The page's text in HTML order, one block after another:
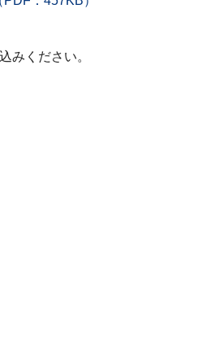
みください。